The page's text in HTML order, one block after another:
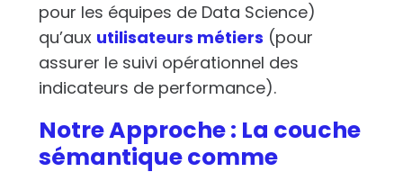
pour les équipes de Data Science)
qu’aux utilisateurs métiers (pour
assurer le suivi opérationnel des
indicateurs de performance).
Notre Approche : La couche
sémantique comme